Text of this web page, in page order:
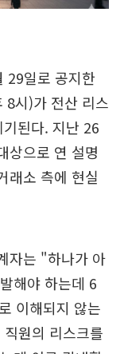
29일로 공지한
8시)가 전산 리스
된다. 지난 26
상으로 연 설명
래소 측에 현실
자는 "하나가 아
해야 하는데 6
이해되지 않는
원의 리스크를